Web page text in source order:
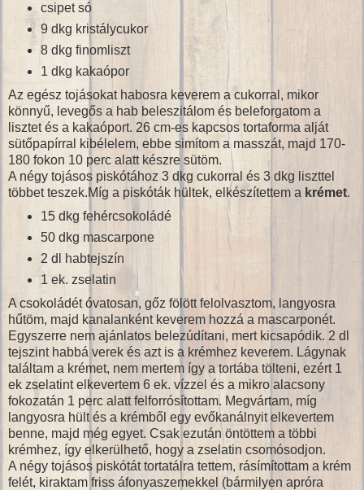
csipet só
9 dkg kristálycukor
8 dkg finomliszt
1 dkg kakaópor
Az egész tojásokat habosra keverem a cukorral, mikor
könnyű, levegős a hab beleszitálom és beleforgatom a
lisztet és a kakaóport. 26 cm-es kapcsos tortaforma alját
sütőpapírral kibélelem, ebbe simítom a masszát, majd 170-
180 fokon 10 perc alatt készre sütöm.
A négy tojásos piskótához 3 dkg cukorral és 3 dkg liszttel
többet teszek.Míg a piskóták hültek, elkészítettem a krémet.
15 dkg fehércsokoládé
50 dkg mascarpone
2 dl habtejszín
1 ek. zselatin
A csokoládét óvatosan, gőz fölött felolvasztom, langyosra
hűtöm, majd kanalanként keverem hozzá a mascarponét.
Egyszerre nem ajánlatos belezúdítani, mert kicsapódik. 2 dl
tejszint habbá verek és azt is a krémhez keverem. Lágynak
találtam a krémet, nem mertem így a tortába tölteni, ezért 1
ek zselatint elkevertem 6 ek. vízzel és a mikro alacsony
fokozatán 1 perc alatt felforrósítottam. Megvártam, míg
langyosra hült és a krémből egy evőkanálnyit elkevertem
benne, majd még egyet. Csak ezután öntöttem a többi
krémhez, így elkerülhető, hogy a zselatin csomósodjon.
A négy tojásos piskótát tortatálra tettem, rásímítottam a krém
felét, kiraktam friss áfonyaszemekkel (bármilyen apróra